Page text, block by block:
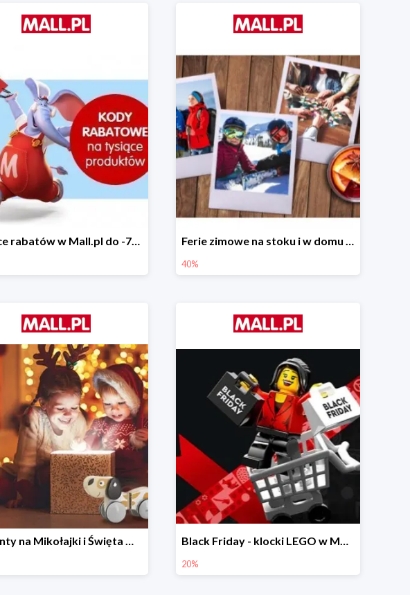
Tysiące rabatów w Mall.pl do -70% Ferie zimowe na stoku i w domu w Mall.pl do -40%
40%
Prezenty na Mikołajki i Święta w Mall.pl do -40% Black Friday - klocki LEGO w Mall.pl do -20%
20%